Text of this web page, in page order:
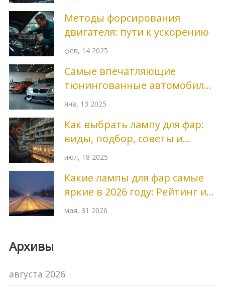
Методы форсирования
двигателя: пути к ускорению
фев, 14 2025
Самые впечатляющие
тюнингованные автомобили
в мире
янв, 13 2025
Как выбрать лампу для фар:
виды, подбор, советы и
секреты
июл, 18 2025
Какие лампы для фар самые
яркие в 2026 году: Рейтинг и
выбор
мая, 31 2026
Архивы
августа 2026